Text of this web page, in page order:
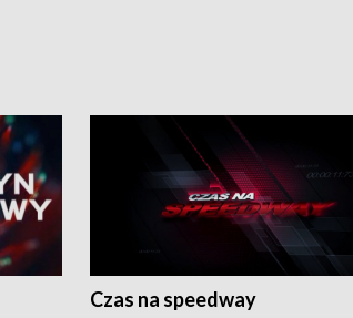
Czas na speedway